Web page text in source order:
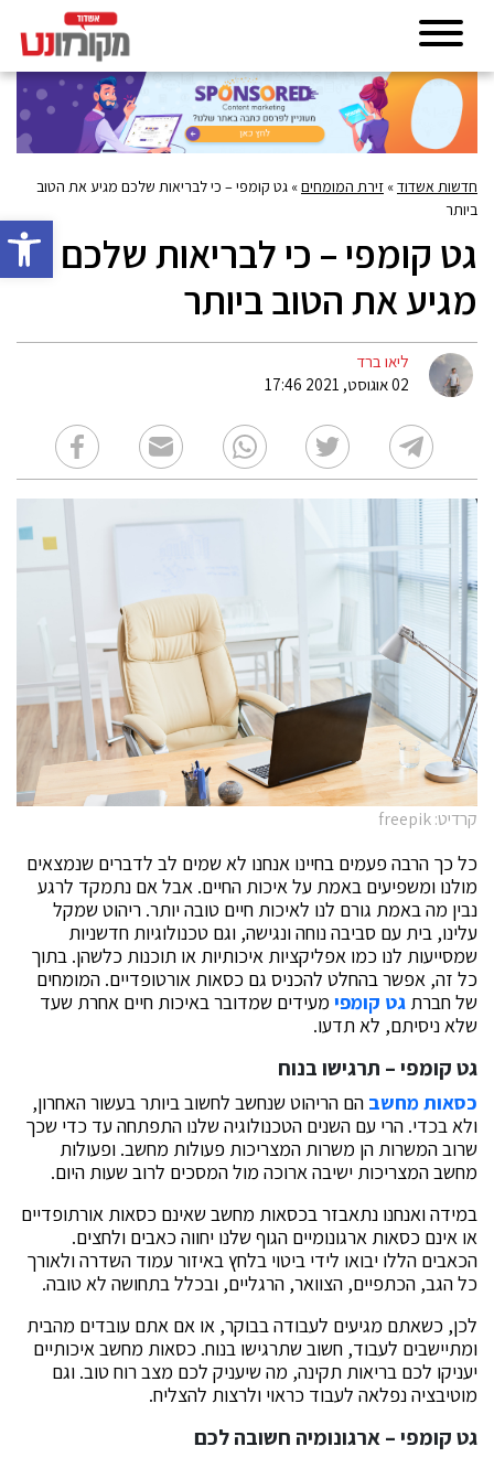
פתח
חדשות אשדוד» זירת המומחים» גט קומפי – כי לבריאות שלכם מגיע את הטוב
ביותר
גט קומפי – כי לבריאות שלכם
מגיע את הטוב ביותר
ליאו ברד
02 אוגוסט, 2021 17:46
קרדיט: freepik
כל כך הרבה פעמים בחיינו אנחנו לא שמים לב לדברים שנמצאים
מולנו ומשפיעים באמת על איכות החיים. אבל אם נתמקד לרגע
נבין מה באמת גורם לנו לאיכות חיים טובה יותר. ריהוט שמקל
עלינו, בית עם סביבה נוחה ונגישה, וגם טכנולוגיות חדשניות
שמסייעות לנו כמו אפליקציות איכותיות או תוכנות כלשהן. בתוך
כל זה, אפשר בהחלט להכניס גם כסאות אורטופדיים. המומחים
של חברת גט קומפימעידים שמדובר באיכות חיים אחרת שעד
שלא ניסיתם, לא תדעו.
גט קומפי – תרגישו בנוח
כסאות מחשבהם הריהוט שנחשב לחשוב ביותר בעשור האחרון,
ולא בכדי. הרי עם השנים הטכנולוגיה שלנו התפתחה עד כדי שכך
שרוב המשרות הן משרות המצריכות פעולות מחשב. ופעולות
מחשב המצריכות ישיבה ארוכה מול המסכים לרוב שעות היום.
במידה ואנחנו נתאבזר בכסאות מחשב שאינם כסאות אורתופדיים
או אינם כסאות ארגונומיים הגוף שלנו יחווה כאבים ולחצים.
הכאבים הללו יבואו לידי ביטוי בלחץ באיזור עמוד השדרה ולאורך
כל הגב, הכתפיים, הצוואר, הרגליים, ובכלל בתחושה לא טובה.
לכן, כשאתם מגיעים לעבודה בבוקר, או אם אתם עובדים מהבית
ומתיישבים לעבוד, חשוב שתרגישו בנוח. כסאות מחשב איכותיים
יעניקו לכם בריאות תקינה, מה שיעניק לכם מצב רוח טוב. וגם
מוטיבציה נפלאה לעבוד כראוי ולרצות להצליח.
גט קומפי – ארגונומיה חשובה לכם